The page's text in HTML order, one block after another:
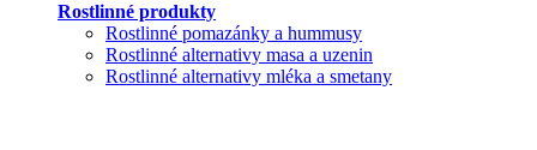
Rostlinné produkty
Rostlinné pomazánky a hummusy
Rostlinné alternativy masa a uzenin
Rostlinné alternativy mléka a smetany